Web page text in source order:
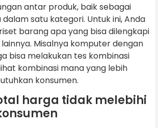
antar produk, baik sebagai
satu kategori. Untuk ini, Anda
barang apa yang bisa dilengkapi
Misalnya komputer dengan
bisa melakukan tes kombinasi
kombinasi mana yang lebih
konsumen.
harga tidak melebihi